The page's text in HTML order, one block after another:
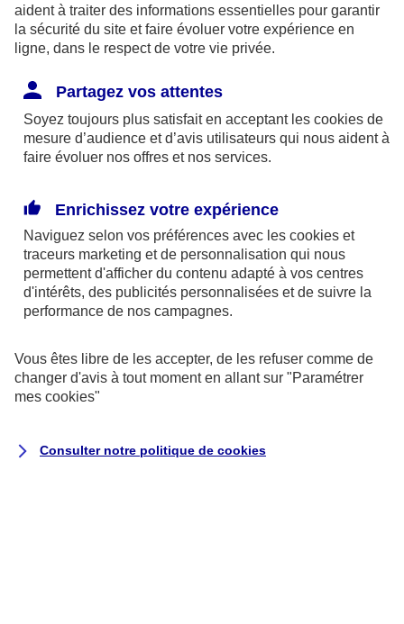
supérieurs et pas les caves ou parkings en
sous-sol, les habitants du rez-de-chaussée ne
progressivement échelonnées par étage.
Si vous constatez une erreur dans la répartition des
copropriété ou d’une décision d’assemblée
générale, vous pouvez demander qu’elle soit
corrigée. Pour cela, il faut un vote à l’unanimité ou à
la même majorité que la première décision.
ces règles, vous pouvez saisir le tribunal de grande
instance (TGI) de la commune de votre immeuble.
normalement rétroactive, elle peut prendre en
aident à traiter des informations essentielles pour garantir
la sécurité du site et faire évoluer votre expérience en
ligne, dans le respect de votre vie privée.
Partagez vos attentes
Soyez toujours plus satisfait en acceptant les cookies de
mesure d’audience et d’avis utilisateurs qui nous aident à
faire évoluer nos offres et nos services.
Enrichissez votre expérience
Naviguez selon vos préférences avec les cookies et
traceurs marketing et de personnalisation qui nous
permettent d'afficher du contenu adapté à vos centres
d'intérêts, des publicités personnalisées et de suivre la
performance de nos campagnes.
Vous êtes libre de les accepter, de les refuser comme de
changer d'avis à tout moment en allant sur "Paramétrer
mes cookies"
Consulter notre politique de cookies